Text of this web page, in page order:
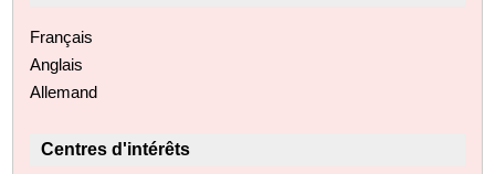
Français
Anglais
Allemand
Centres d'intérêts